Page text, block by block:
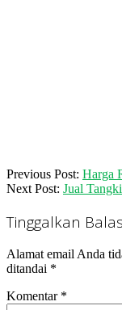
2020-
08-
Previous Post: Harga
Next Post: Jual
Tinggalkan
Alamat email Anda
ditandai *
Komentar *